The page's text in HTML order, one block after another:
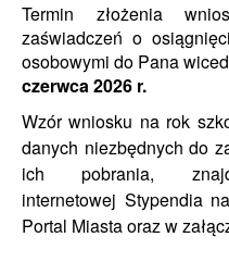
Termin złożenia
zaświadczeń o
osobowymi do Pana
czerwca 2026 r.
Wzór wniosku na rok
danych niezbędnych do
ich pobrania,
internetowej Stypendia
Portal Miastaoraz w